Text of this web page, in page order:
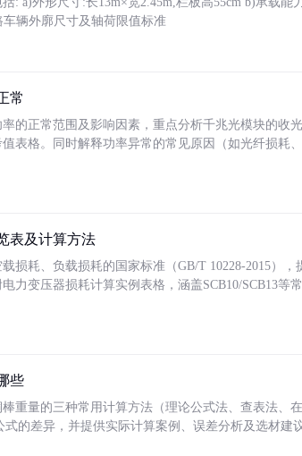
辆外廓尺寸及轴荷限值标准
常
的正常范围及影响因素，重点分析千兆光模块的收
表格。同时解释功率异常的常见原因（如光纤损耗
表及计算方法
损耗、负载损耗的国家标准（GB/T 10228-2015）
力变压器损耗计算实例表格，涵盖SCB10/SCB13等
些
重量的三种常用计算方法（理论公式法、查表法、
式的差异，并提供实际计算案例、误差分析及选材建